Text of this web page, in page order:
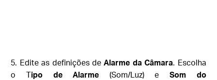
5. Edite as definições deAlarme da Câmara. Escolha
o Tipo de Alarme (Som/Luz) eSom do